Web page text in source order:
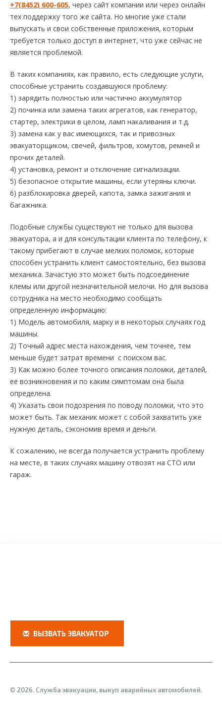
+7(8452) 600-605, через сайт компании или через онлайн
тех поддержку того же сайта. Но многие уже стали
выпускать и свои собственные приложения, которым
требуется только доступ в интернет, что уже сейчас не
является проблемой.
В таких компаниях, как правило, есть следующие услуги,
способные устранить создавшуюся проблему:
1) зарядить полностью или частично аккумулятор
2) починка или замена таких агрегатов, как генератор,
стартер, электрики в целом, ламп накаливания и т.д.
3) замена как у вас имеющихся, так и привозных
эвакуаторщиком, свечей, фильтров, хомутов, ремней и
прочих деталей.
4) установка, ремонт и отключение сигнализации.
5) безопасное открытие машины, если утеряны ключи.
6) разблокировка дверей, капота, замка зажигания и
багажника.
Подобные службы существуют не только для вызова
эвакуатора, а и для консультации клиента по телефону, к
такому прибегают в случае мелких поломок, которые
способен устранить клиент самостоятельно, без вызова
механика. Зачастую это может быть подсоединение
клемы или другой незначительной мелочи. Но для вызова
сотрудника на место необходимо сообщать
определенную информацию:
1) Модель автомобиля, марку и в некоторых случаях год
машины.
2) Точный адрес места нахождения, чем точнее, тем
меньше будет затрат времени с поиском вас.
3) Как можно более точного описания поломки, деталей,
ее возникновения и по каким симптомам она была
определена.
4) Указать свои подозрения по поводу поломки, что это
может быть. Так механик может с собой захватить уже
нужную деталь, сэкономив время и деньги.
К сожалению, не всегда получается устранить проблему
на месте, в таких случаях машину отвозят на СТО или
гараж.
ВЫЗВАТЬ ЭВАКУАТОР
© 2026. Служба эвакуации, выкуп аварийных автомобилей.